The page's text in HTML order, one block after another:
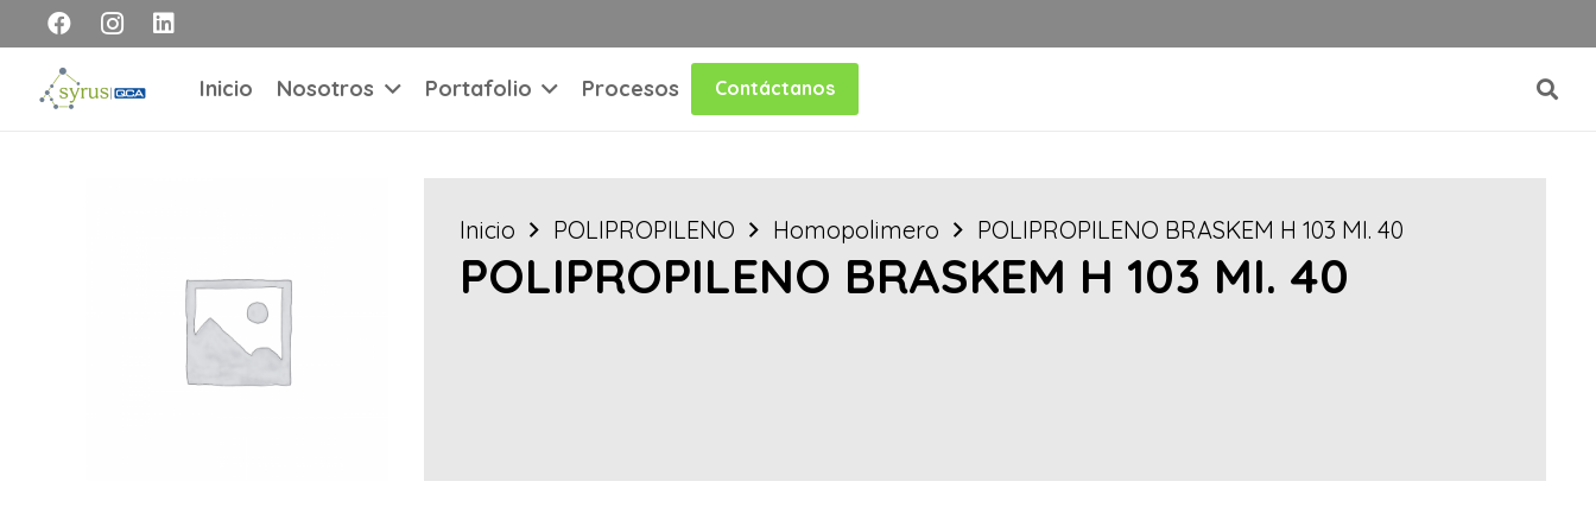
Inicio Nosotros Portafolio Procesos Contáctanos
Inicio POLIPROPILENO Homopolimero POLIPROPILENO BRASKEM H 103 MI. 40
POLIPROPILENO BRASKEM H 103 MI. 40